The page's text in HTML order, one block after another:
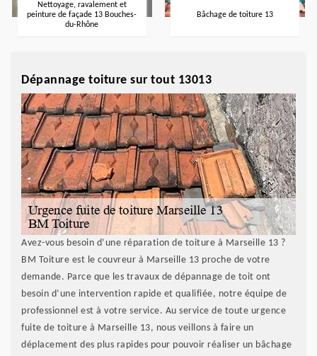
Nettoyage, ravalement et
peinture de façade 13 Bouches-
du-Rhône
Bâchage de toiture 13
Dépannage toiture sur tout 13013
Avez-vous besoin d’une réparation de toiture à Marseille 13 ?
BM Toiture est le couvreur à Marseille 13 proche de votre
demande. Parce que les travaux de dépannage de toit ont
besoin d’une intervention rapide et qualifiée, notre équipe de
professionnel est à votre service. Au service de toute urgence
fuite de toiture à Marseille 13, nous veillons à faire un
déplacement des plus rapides pour pouvoir réaliser un bâchage